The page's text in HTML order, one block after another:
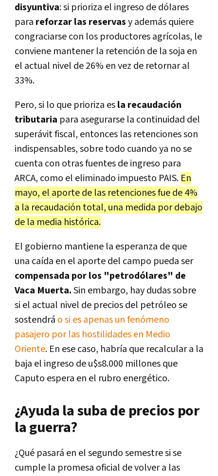
disyuntiva: si prioriza el ingreso de dólares
para reforzar las reservasy además quiere
congraciarse con los productores agrícolas, le
conviene mantener la retención de la soja en
el actual nivel de 26% en vez de retornar al
33%.
Pero, si lo que prioriza esla recaudación
tributaria para asegurarse la continuidad del
superávit fiscal, entonces las retenciones son
indispensables, sobre todo cuando ya no se
cuenta con otras fuentes de ingreso para
ARCA, como el eliminado impuesto PAIS. En
mayo, el aporte de las retenciones fue de 4%
a la recaudación total, una medida por debajo
de la media histórica.
El gobierno mantiene la esperanza de que
una caída en el aporte del campo pueda ser
compensada por los "petrodólares" de
Vaca Muerta.Sin embargo, hay dudas sobre
si el actual nivel de precios del petróleo se
sostendrá o si es apenas un fenómeno
pasajero por las hostilidades en Medio
Oriente. En ese caso, habría que recalcular a la
baja el ingreso de u$s8.000 millones que
Caputo espera en el rubro energético.
¿Ayuda la suba de precios por
la guerra?
¿Qué pasará en el segundo semestre si se
cumple la promesa oficial de volver a las